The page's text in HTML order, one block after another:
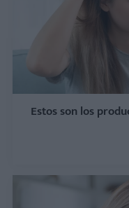
Estos son los